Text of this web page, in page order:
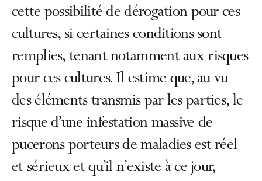
cette possibilité de dérogation pour ces
cultures, si certaines conditions sont
remplies, tenant notamment aux risques
pour ces cultures. Il estime que, au vu
des éléments transmis par les parties, le
risque d’une infestation massive de
pucerons porteurs de maladies est réel
et sérieux et qu’il n’existe à ce jour,